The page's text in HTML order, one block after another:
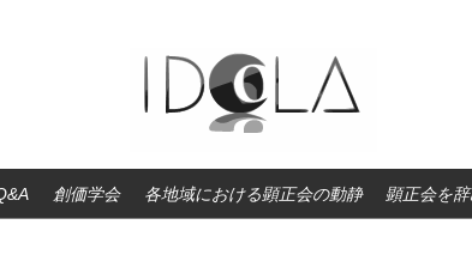
創価学会 各地域における顕正会の動静 顕正会を